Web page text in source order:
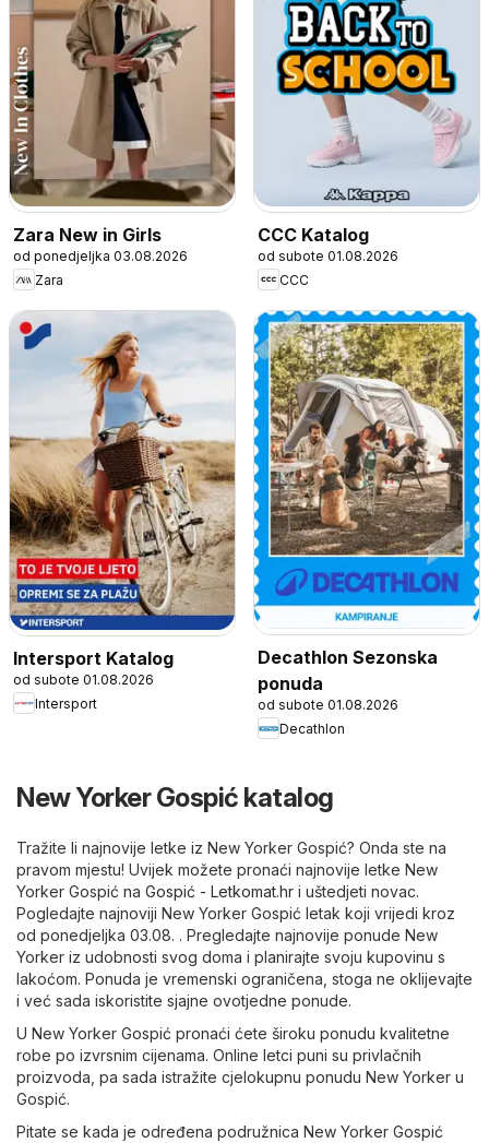
Zara New in Girls
od ponedjeljka 03.08.2026
Zara
CCC Katalog
od subote 01.08.2026
CCC
Intersport Katalog
od subote 01.08.2026
Intersport
Decathlon Sezonska
ponuda
od subote 01.08.2026
Decathlon
New Yorker Gospić katalog
Tražite li najnovije letke iz New Yorker Gospić? Onda ste na
pravom mjestu! Uvijek možete pronaći najnovije letke New
Yorker Gospić na Gospić - Letkomat.hr i uštedjeti novac.
Pogledajte najnoviji New Yorker Gospić letak koji vrijedi kroz
od ponedjeljka 03.08. . Pregledajte najnovije ponude New
Yorker iz udobnosti svog doma i planirajte svoju kupovinu s
lakoćom. Ponuda je vremenski ograničena, stoga ne oklijevajte
i već sada iskoristite sjajne ovotjedne ponude.
U New Yorker Gospić pronaći ćete široku ponudu kvalitetne
robe po izvrsnim cijenama. Online letci puni su privlačnih
proizvoda, pa sada istražite cjelokupnu ponudu New Yorker u
Gospić.
Pitate se kada je određena podružnica New Yorker Gospić